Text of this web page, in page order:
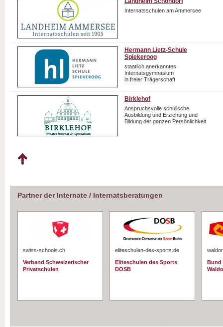
Internatsschulen am Ammersee
Hermann Lietz-Schule
Spiekeroog
staatlich anerkanntes
Internatsgymnasium
in freier Trägerschaft
Birklehof
Anspruchsvolle schulische
Ausbildung und Erziehung und
Bildung der ganzen Persönlichkeit
Partner der Internate / Internatsberatungen
swiss-schools.ch
Verband Schweizerischer
Privatschulen
eliteschulen-des-sports.de
Eliteschulen des Sports
DOSB
Bund